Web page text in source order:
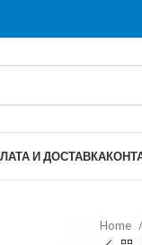
И ДОСТАВКА
Home